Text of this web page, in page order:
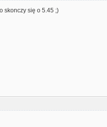
skonczy się o 5.45 ;)